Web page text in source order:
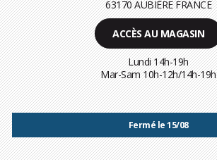
63170 AUBIÈRE FRANCE
ACCÈS AU MAGASIN
Lundi 14h-19h
Mar-Sam 10h-12h/14h-19h
Fermé le 15/08